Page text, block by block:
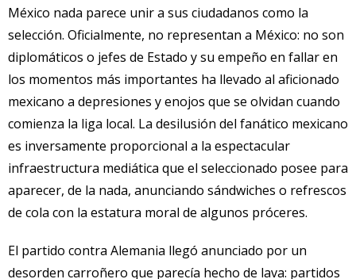
México nada parece unir a sus ciudadanos como la
selección. Oficialmente, no representan a México: no son
diplomáticos o jefes de Estado y su empeño en fallar en
los momentos más importantes ha llevado al aficionado
mexicano a depresiones y enojos que se olvidan cuando
comienza la liga local. La desilusión del fanático mexicano
es inversamente proporcional a la espectacular
infraestructura mediática que el seleccionado posee para
aparecer, de la nada, anunciando sándwiches o refrescos
de cola con la estatura moral de algunos próceres.
El partido contra Alemania llegó anunciado por un
desorden carroñero que parecía hecho de lava: partidos